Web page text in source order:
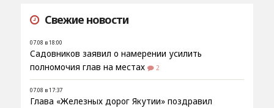
Свежие новости
07.08 в 18:00
Садовников заявил о намерении усилить
полномочия глав на местах
2
07.08 в 17:37
Глава «Железных дорог Якутии» поздравил